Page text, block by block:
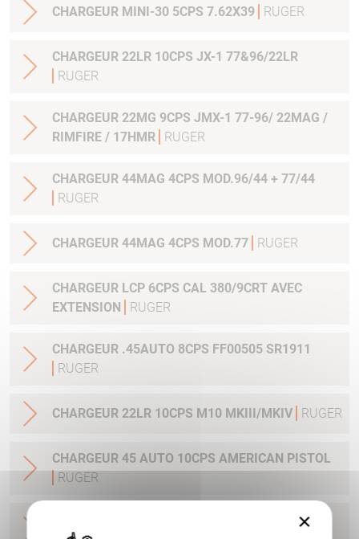
CHARGEUR MINI-30 5CPS 7.62X39 RUGER
CHARGEUR 22LR 10CPS JX-1 77&96/22LR
RUGER
CHARGEUR 22MG 9CPS JMX-1 77-96/ 22MAG /
RIMFIRE / 17HMR
RUGER
CHARGEUR 44MAG 4CPS MOD.96/44 + 77/44
RUGER
CHARGEUR 44MAG 4CPS MOD.77 RUGER
CHARGEUR LCP 6CPS CAL 380/9CRT AVEC
EXTENSION
RUGER
CHARGEUR .45AUTO 8CPS FF00505 SR1911
RUGER
CHARGEUR 22LR 10CPS M10 MKIII/MKIV RUGER
CHARGEUR 45 AUTO 10CPS AMERICAN PISTOL
RUGER
CHARGEUR 9 MM LUGER AMERICAN PISTOL
×